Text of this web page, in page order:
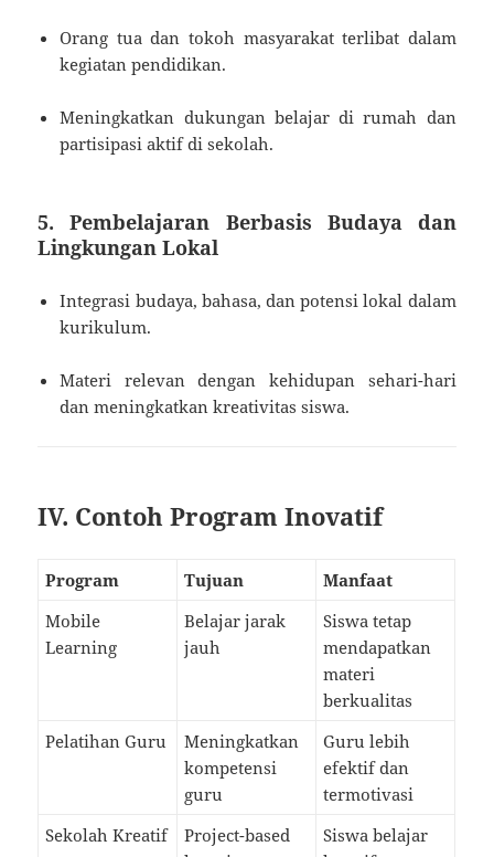
Orang tua dan tokoh masyarakat terlibat dalam
kegiatan pendidikan.
Meningkatkan dukungan belajar di rumah dan
partisipasi aktif di sekolah.
5. Pembelajaran Berbasis Budaya dan
Lingkungan Lokal
Integrasi budaya, bahasa, dan potensi lokal dalam
kurikulum.
Materi relevan dengan kehidupan sehari-hari
dan meningkatkan kreativitas siswa.
IV. Contoh Program Inovatif
Program Tujuan
Manfaat
Mobile
Learning
Belajar jarak
jauh
Siswa tetap
mendapatkan
materi
berkualitas
Pelatihan Guru
Meningkatkan
kompetensi
guru
Guru lebih
efektif dan
termotivasi
Sekolah Kreatif
Project-based
Siswa belajar